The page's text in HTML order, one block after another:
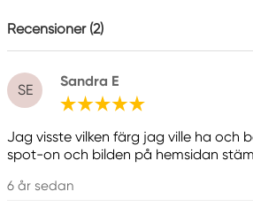
Östra Långgatan 87
61930 Trosa, Sweden
Recensioner (2)
SE
Sandra E
Jag visste vilken färg jag ville ha och
spot-on och bilden på hemsidan
6 år sedan